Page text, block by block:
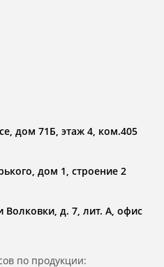
дом 71Б, этаж 4, ком.405
дом 1, строение 2
Волковки, д. 7, лит. А, офис
по продукции: